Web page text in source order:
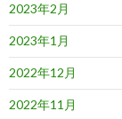
2023年2月
2023年1月
2022年12月
2022年11月